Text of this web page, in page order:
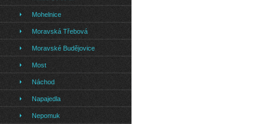
Mohelnice
Moravská Třebová
Moravské Budějovice
Most
Náchod
Napajedla
Nepomuk